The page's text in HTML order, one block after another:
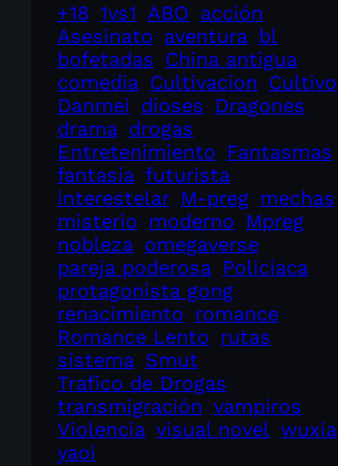
+18 1vs1 ABO acción
Asesinato aventura bl
bofetadas China antigua
comedia Cultivacion Cultivo
Danmei dioses
Dragones
drama drogas
Entretenimiento
Fantasmas
fantasía futurista
interestelar M-preg mechas
misterio moderno
Mpreg
nobleza omegaverse
pareja poderosa Policiaca
protagonista gong
renacimiento romance
Romance Lento rutas
sistema Smut
Trafico de Drogas
transmigración vampiros
Violencia visual novel wuxia
yaoi